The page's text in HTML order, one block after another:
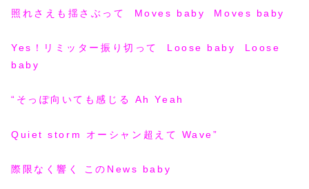
照れさえも揺さぶって Moves baby Moves baby
Yes！リミッター振り切って Loose baby Loose
baby
“そっぽ向いても感じる Ah Yeah
Quiet storm オーシャン超えて Wave”
際限なく響く このNews baby